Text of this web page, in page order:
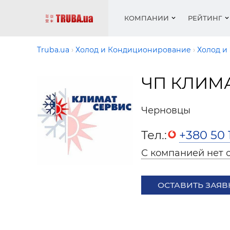
КОМПАНИИ
Котлы
РЕЙТИНГ
Работа
Разное
Холод,
Котлы
Монтаж
Акции
Фото
Truba.ua Холод и Кондиционирование Холод
ЧП
Черновцы
Тел.: +380 50
С компанией нет
ОСТАВИТЬ